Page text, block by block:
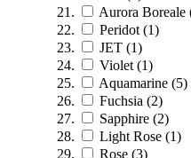
Aurora
Peridot (1)
JET (1)
Violet (1)
Aquamarine (5)
Fuchsia (2)
Sapphire (2)
Light Rose (1)
Rose (3)